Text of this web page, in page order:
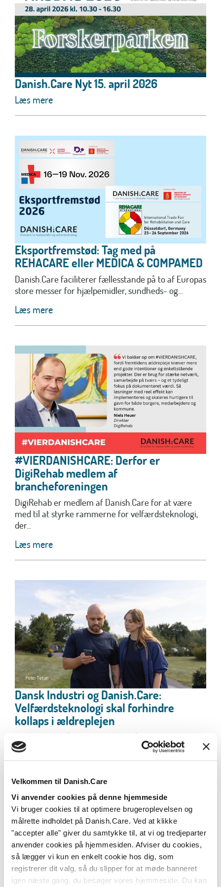
Velkommen til Danish.Care
Vi anvender cookies på denne hjemmeside
Vi bruger cookies til at optimere brugeroplevelsen og
målrette indholdet på Danish.Care. Ved at klikke
"accepter alle" giver du samtykke til, at vi og tredjeparter
anvender cookies på hjemmesiden. Afviser du cookies,
så lægger vi kun en enkelt cookie hos dig, som
registrerer dit valg, så du slipper for at møde banneret
igen næste gang, du besøger vores hjemmeside. Du kan
Danish.Care Nyt 15. april 2026
Læs mere
Eksportfremstød: Tag med på
REHACARE eller MEDICA & COMPAMED
Danish.Care faciliterer fællesstande på to af Europas
store messer for hjælpemidler, sundheds- og...
Læs mere
#VIERDANISHCARE: Derfor er
DigiRehab medlem af
brancheforeningen
DigiRehab er medlem af Danish.Care for at være
med til at styrke rammerne for velfærdsteknologi,
der...
Læs mere
Dansk Industri og Danish.Care:
Velfærdsteknologi skal forhindre
kollaps i ældreplejen
Hvordan undgår vi, at manglen på medarbejdere i
ældreplejen udvikler sig til en reel velfærdskrise?...